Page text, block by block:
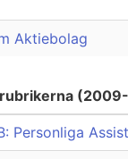
Aktiebolag
Personliga